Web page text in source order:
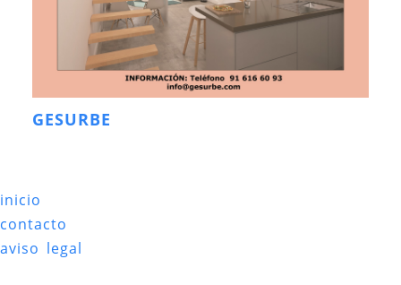
GESURBE
inicio
contacto
aviso legal